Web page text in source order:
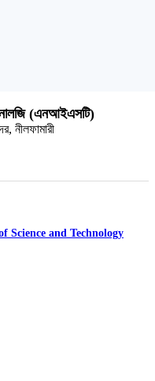
(এনআইএসটি)
নীলফামারী
and Technology